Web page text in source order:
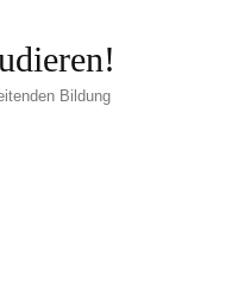
Bildung